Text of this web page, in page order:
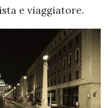
e viaggiatore.